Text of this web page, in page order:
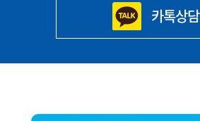
카톡상담